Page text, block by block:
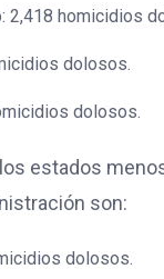
2,418 homicidios
dolosos.
dolosos.
estados
son:
dolosos.